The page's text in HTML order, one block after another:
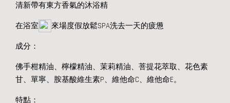
清新帶有東方香氣的沐浴精
在浴室 來場度假放鬆SPA洗去一天的疲憊
成分：
佛手柑精油、檸檬精油、茉莉精油、菩提花萃取、花色素
甘、單寧、胺基酸維生素P、維他命C、維他命E。
特點：